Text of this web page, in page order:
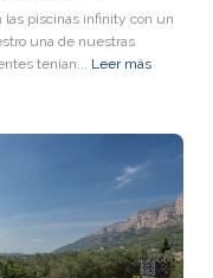
las piscinas infinity con un
una de nuestras
tenían... Leer más